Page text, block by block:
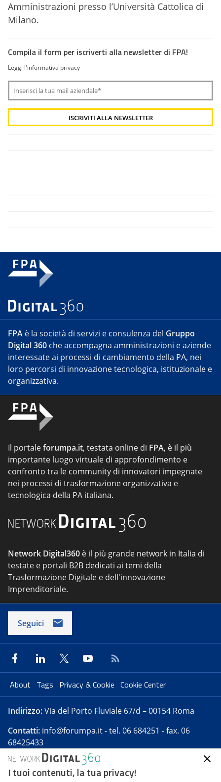
Amministrazioni presso l’Università Cattolica di
Milano.
Compila il form per iscriverti alla newsletter di FPA!
Leggi l'informativa privacy
FPA è la società di servizi e consulenza del Gruppo
Digital 360 che accompagna amministrazioni e aziende
interessate ai processi di cambiamento della PA, nei
loro percorsi di innovazione tecnologica, istituzionale e
organizzativa.
Il portaleforumpa.it, testata online di FPA, è il più
importante luogo virtuale di approfondimento e
confronto tra le community di innovatori impegnate
nei processi di trasformazione organizzativa e
tecnologica della PA italiana.
Network Digital360 è il più grande network in Italia di
testate e portali B2B dedicati ai temi della
Trasformazione Digitale e dell'innovazione
Imprenditoriale.
Seguici
About Tags Privacy & Cookie Cookie Center
Indirizzo:Via del Porto Fluviale 67/d – 00154 Roma
Contatti: info@forumpa.it- tel. 06 684251 - fax. 06
68425433
Forumpa.itè una pubblicazione telematica iscritta
I tuoi contenuti, la tua privacy!